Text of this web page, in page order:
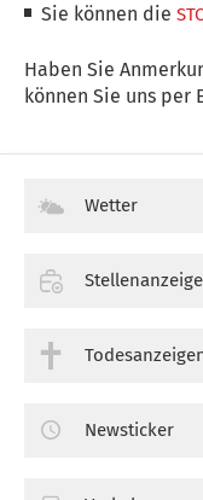
Sie können die
Haben Sie
können Sie uns per
Wetter
Newsticker